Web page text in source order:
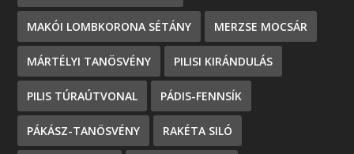
MAKÓI LOMBKORONA SÉTÁNY MERZSE MOCSÁR
MÁRTÉLYI TANÖSVÉNY PILISI KIRÁNDULÁS
PILIS TÚRAÚTVONAL PÁDIS-FENNSÍK
PÁKÁSZ-TANÖSVÉNY RAKÉTA SILÓ